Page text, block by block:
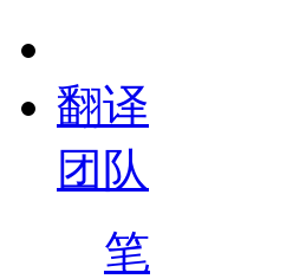
翻译
团队
笔